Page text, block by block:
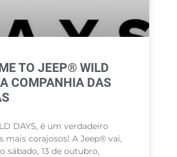
TO JEEP® WILD
COMPANHIA DAS
DAYS, é um verdadeiro
mais corajosos! A Jeep® vai,
sábado, 13 de outubro,